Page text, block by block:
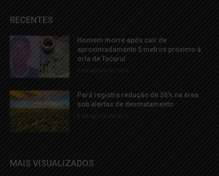
RECENTES
Homem morre após cair de
aproximadamente 5 metros próximo à
orla de Tucuruí
8 de agosto de 2026
Pará registra redução de 26% na área
sob alertas de desmatamento
8 de agosto de 2026
MAIS VISUALIZADOS